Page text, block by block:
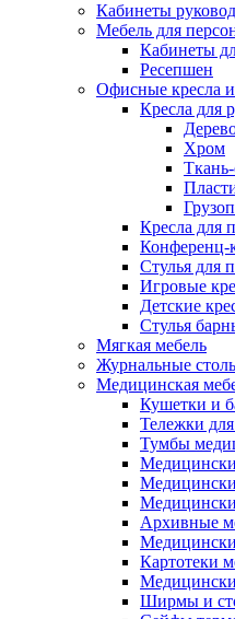
Кабинеты
Мебель для
Кабинеты
Ресепшен
Офисные кресла и
Кресла для
Хром
Ткань-
Кресла для
Конференц-
Стулья для
Игровые
Детские
Стулья
Мягкая мебель
Журнальные
Медицинская
Кушетки и
Тележки
Тумбы
Архивные
Картотеки
Ширмы и